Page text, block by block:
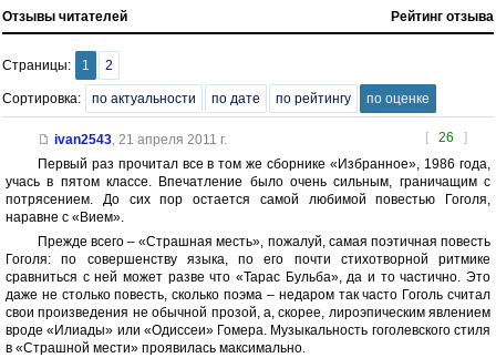
Отзывы читателей Рейтинг отзыва
Страницы: 1 2
Сортировка: по актуальности по дате по рейтингу по оценке
[ 26 ]
ivan2543, 21 апреля 2011 г.
Первый раз прочитал все в том же сборнике «Избранное», 1986 года,
учась в пятом классе. Впечатление было очень сильным, граничащим с
потрясением. До сих пор остается самой любимой повестью Гоголя,
наравне с «Вием».
Прежде всего – «Страшная месть», пожалуй, самая поэтичная повесть
Гоголя: по совершенству языка, по его почти стихотворной ритмике
сравниться с ней может разве что «Тарас Бульба», да и то частично. Это
даже не столько повесть, сколько поэма – недаром так часто Гоголь считал
свои произведения не обычной прозой, а, скорее, лироэпическим явлением
вроде «Илиады» или «Одиссеи» Гомера. Музыкальность гоголевского стиля
в «Страшной мести» проявилась максимально.